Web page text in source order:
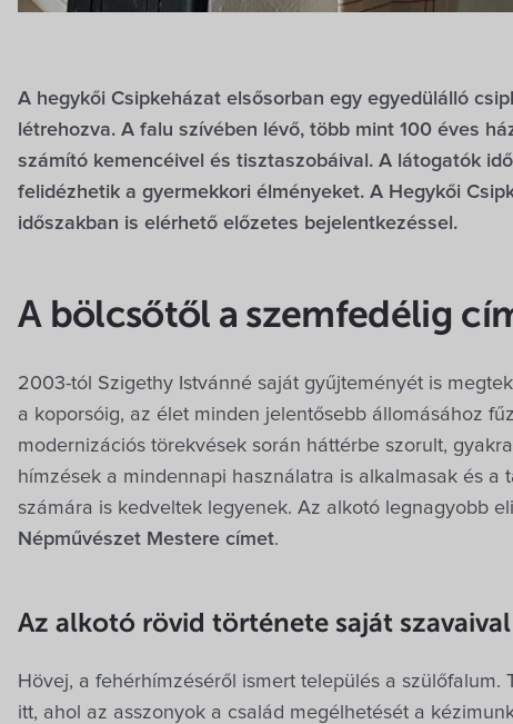
A hegykői Csipkeházat elsősorban egy egyedülálló
létrehozva. A falu szívében lévő, több mint 100 éves
számító kemencéivel és tisztaszobáival. A látogatók
felidézhetik a gyermekkori élményeket. A Hegykői
időszakban is elérhető előzetes bejelentkezéssel.
A bölcsőtől a szemfedélig
2003-tól Szigethy Istvánné saját gyűjteményét is
a koporsóig, az élet minden jelentősebb állomásához
modernizációs törekvések során háttérbe szorult,
hímzések a mindennapi használatra is alkalmasak és a
számára is kedveltek legyenek. Az alkotó legnagyobb
Népművészet Mestere címet.
Az alkotó rövid története saját szavaival
Hövej, a fehérhímzéséről ismert település a
itt, ahol az asszonyok a család megélhetését a